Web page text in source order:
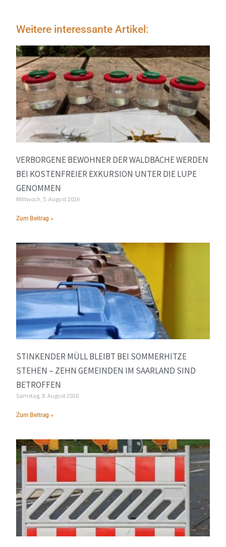
Weitere interessante Artikel:
VERBORGENE BEWOHNER DER WALDBÄCHE WERDEN
BEI KOSTENFREIER EXKURSION UNTER DIE LUPE
GENOMMEN
Mittwoch, 5. August 2026
Zum Beitrag »
STINKENDER MÜLL BLEIBT BEI SOMMERHITZE
STEHEN – ZEHN GEMEINDEN IM SAARLAND SIND
BETROFFEN
Samstag, 8. August 2026
Zum Beitrag »